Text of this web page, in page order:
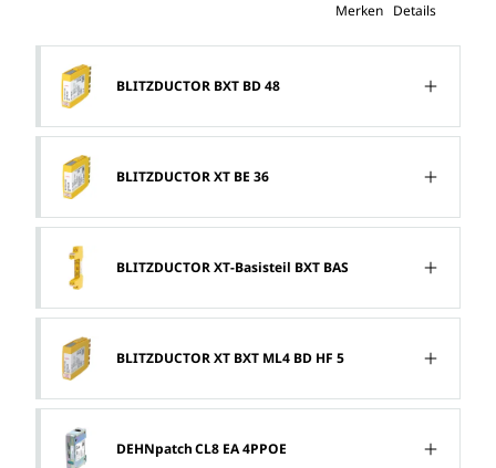
Merken Details
BLITZDUCTOR BXT BD 48
BLITZDUCTOR XT BE 36
BLITZDUCTOR XT-Basisteil BXT BAS
BLITZDUCTOR XT BXT ML4 BD HF 5
DEHNpatch CL8 EA 4PPOE